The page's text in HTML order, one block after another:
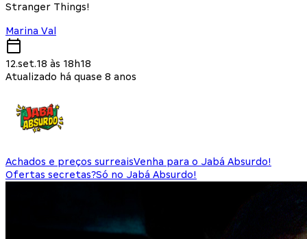
Stranger Things!
Marina Val
12.set.18 às 18h18
Atualizado há quase 8 anos
Achados e preços surreaisVenha para o Jabá Absurdo!
Ofertas secretas?Só no Jabá Absurdo!